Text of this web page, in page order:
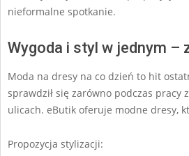
nieformalne spotkanie.
Wygoda i styl w jednym –
Moda na dresy na co dzień to hit
sprawdził się zarówno podczas pracy
ulicach. eButik oferuje modne dresy,
Propozycja stylizacji: